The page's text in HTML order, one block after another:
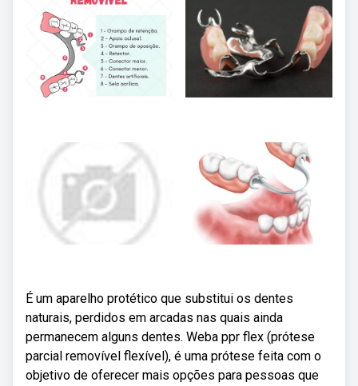
É um aparelho protético que substitui os dentes
naturais, perdidos em arcadas nas quais ainda
permanecem alguns dentes. Weba ppr flex (prótese
parcial removível flexível), é uma prótese feita com o
objetivo de oferecer mais opções para pessoas que